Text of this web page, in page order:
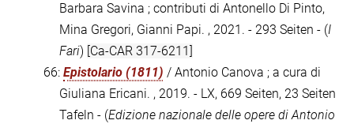
Barbara Savina ; contributi di Antonello Di Pinto,
Mina Gregori, Gianni Papi. , 2021. - 293 Seiten - (I
Fari) [Ca-CAR 317-6211]
66: Epistolario (1811) / Antonio Canova ; a cura di
Giuliana Ericani. , 2019. - LX, 669 Seiten, 23 Seiten
Tafeln - (Edizione nazionale delle opere di Antonio